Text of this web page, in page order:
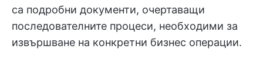
са подробни документи, очертаващи
последователните процеси, необходими за
извършване на конкретни бизнес операции.